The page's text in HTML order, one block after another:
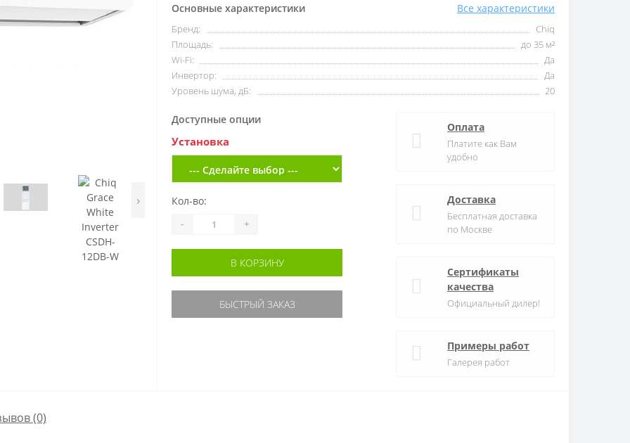
›
Основные характеристики Все характеристики
Бренд:
Chiq
Площадь:
до 35 м²
Wi-Fi:
Да
Инвертор:
Да
Уровень шума, дБ:
20
Доступные опции
Установка
Кол-во:
- +
В КОРЗИНУ
БЫСТРЫЙ ЗАКАЗ
Оплата
Платите как Вам
удобно
Доставка
Бесплатная доставка
по Москве
Сертификаты
качества
Официальный дилер!
Примеры работ
Галерея работ
(0)